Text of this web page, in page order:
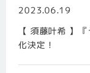
2023.06.19
【 須藤叶希 】
化決定！